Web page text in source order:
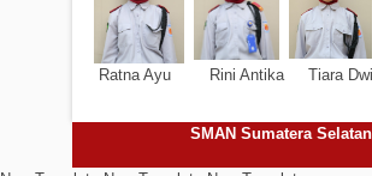
Ratna Ayu Rini Antika
SMAN Sumatera